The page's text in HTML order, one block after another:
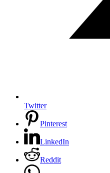
Twitter
Pinterest
LinkedIn
Reddit